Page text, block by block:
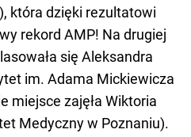
która dzięki rezultatowi
rekord AMP! Na drugiej
się Aleksandra
im. Adama Mickiewicza
miejsce zajęła Wiktoria
Medyczny w Poznaniu).